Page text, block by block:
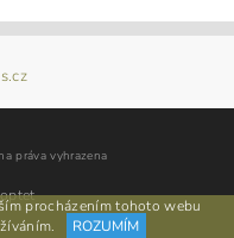
práva vyhrazena
procházením tohoto webu
ROZUMÍM